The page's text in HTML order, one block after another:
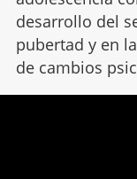
desarrollo del
pubertad y en
de cambios